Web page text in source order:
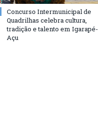
Concurso Intermunicipal de
Quadrilhas celebra cultura,
tradição e talento em Igarapé-
Açu